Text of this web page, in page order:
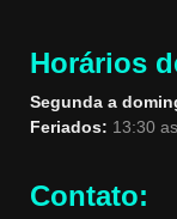
Horários
Segunda a
Feriados: 13:30
Contato: